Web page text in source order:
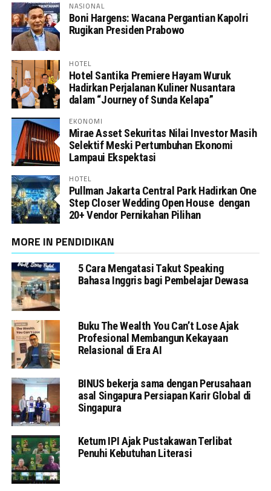
NASIONAL
Boni Hargens: Wacana Pergantian Kapolri
Rugikan Presiden Prabowo
HOTEL
Hotel Santika Premiere Hayam Wuruk
Hadirkan Perjalanan Kuliner Nusantara
dalam “Journey of Sunda Kelapa”
EKONOMI
Mirae Asset Sekuritas Nilai Investor Masih
Selektif Meski Pertumbuhan Ekonomi
Lampaui Ekspektasi
HOTEL
Pullman Jakarta Central Park Hadirkan One
Step Closer Wedding Open House dengan
20+ Vendor Pernikahan Pilihan
MORE IN PENDIDIKAN
5 Cara Mengatasi Takut Speaking
Bahasa Inggris bagi Pembelajar Dewasa
Buku The Wealth You Can’t Lose Ajak
Profesional Membangun Kekayaan
Relasional di Era AI
BINUS bekerja sama dengan Perusahaan
asal Singapura Persiapan Karir Global di
Singapura
Ketum IPI Ajak Pustakawan Terlibat
Penuhi Kebutuhan Literasi